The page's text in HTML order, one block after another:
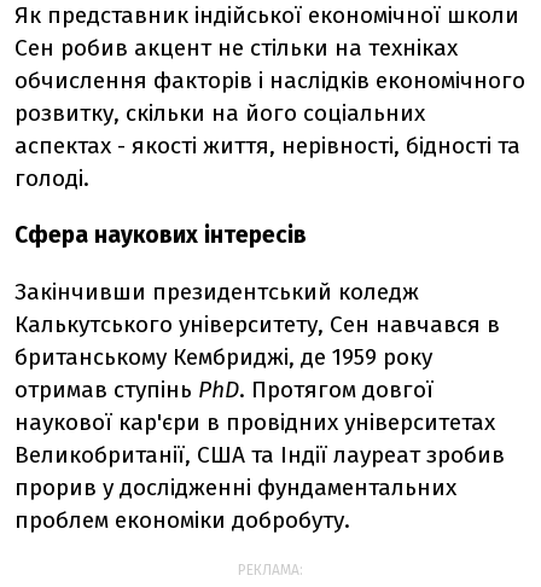
Як представник індійської економічної школи
Сен робив акцент не стільки на техніках
обчислення факторів і наслідків економічного
розвитку, скільки на його соціальних
аспектах - якості життя, нерівності, бідності та
голоді.
Сфера наукових інтересів
Закінчивши президентський коледж
Калькутського університету, Сен навчався в
британському Кембриджі, де 1959 року
отримав ступінь PhD. Протягом довгої
наукової кар'єри в провідних університетах
Великобританії, США та Індії лауреат зробив
прорив у дослідженні фундаментальних
проблем економіки добробуту.
РЕКЛАМА: